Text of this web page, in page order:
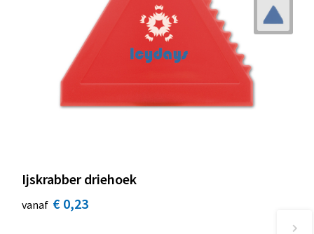
Ijskrabber driehoek
vanaf € 0,23